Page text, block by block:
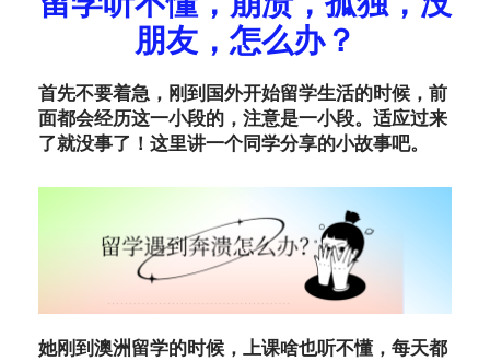
朋友，怎么办？
首先不要着急，刚到国外开始留学生活的时候，前
面都会经历这一小段的，注意是一小段。适应过来
了就没事了！这里讲一个同学分享的小故事吧。
她刚到澳洲留学的时候，上课啥也听不懂，每天都